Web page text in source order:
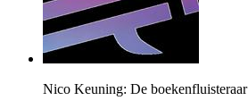
Nico Keuning: De boekenfluisteraar